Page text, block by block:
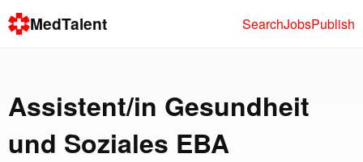
MedTalent SearchJobsPublish
Assistent/in Gesundheit
und Soziales EBA